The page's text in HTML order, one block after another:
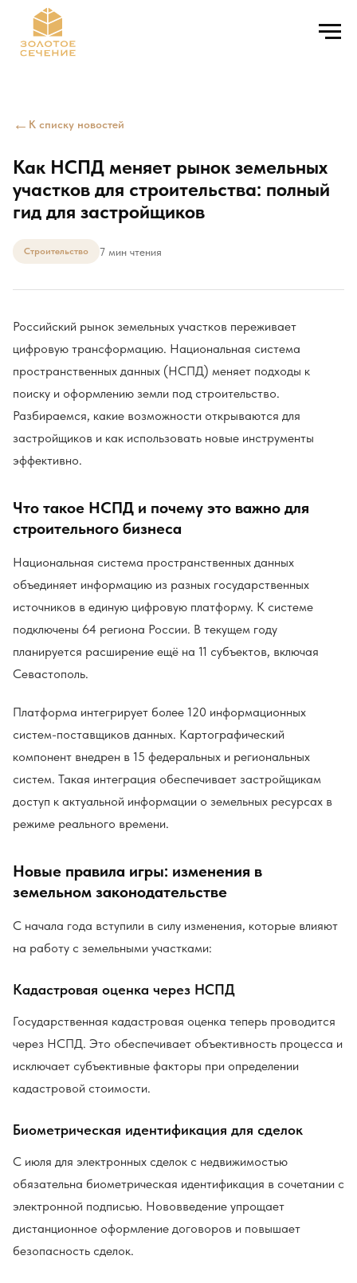
← К списку новостей
Как НСПД меняет рынок земельных
участков для строительства: полный
гид для застройщиков
Строительство 7 мин чтения
Российский рынок земельных участков переживает
цифровую трансформацию. Национальная система
пространственных данных (НСПД) меняет подходы к
поиску и оформлению земли под строительство.
Разбираемся, какие возможности открываются для
застройщиков и как использовать новые инструменты
эффективно.
Что такое НСПД и почему это важно для
строительного бизнеса
Национальная система пространственных данных
объединяет информацию из разных государственных
источников в единую цифровую платформу. К системе
подключены 64 региона России. В текущем году
планируется расширение ещё на 11 субъектов, включая
Севастополь.
Платформа интегрирует более 120 информационных
систем-поставщиков данных. Картографический
компонент внедрен в 15 федеральных и региональных
систем. Такая интеграция обеспечивает застройщикам
доступ к актуальной информации о земельных ресурсах в
режиме реального времени.
Новые правила игры: изменения в
земельном законодательстве
С начала года вступили в силу изменения, которые влияют
на работу с земельными участками:
Кадастровая оценка через НСПД
Государственная кадастровая оценка теперь проводится
через НСПД. Это обеспечивает объективность процесса и
исключает субъективные факторы при определении
кадастровой стоимости.
Биометрическая идентификация для сделок
С июля для электронных сделок с недвижимостью
обязательна биометрическая идентификация в сочетании с
электронной подписью. Нововведение упрощает
дистанционное оформление договоров и повышает
безопасность сделок.